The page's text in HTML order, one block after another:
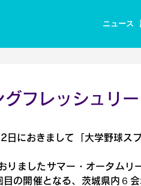
ニュース
グフレッシュリ
におきまして「大学野球ス
りましたサマー・オータム
の開催となる、茨城県内６